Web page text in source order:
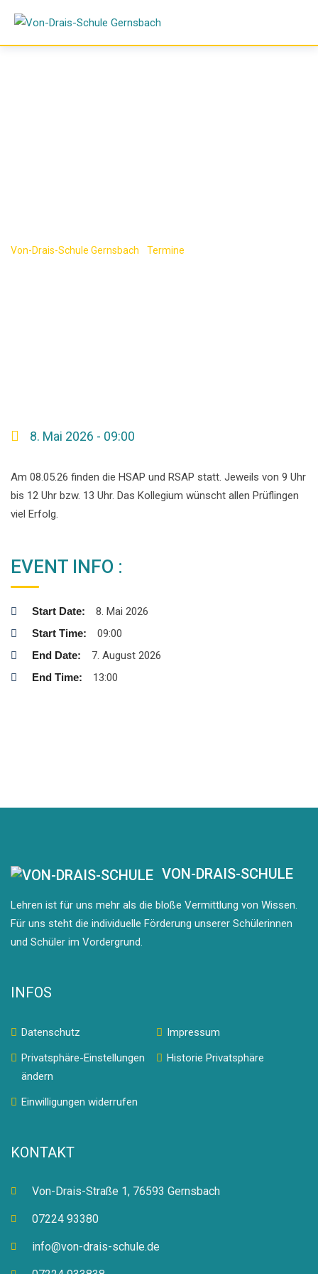
content
Von-Drais-Schule Gernsbach Termine
8. Mai 2026 - 09:00
Am 08.05.26 finden die HSAP und RSAP statt. Jeweils von 9 Uhr
bis 12 Uhr bzw. 13 Uhr. Das Kollegium wünscht allen Prüflingen
viel Erfolg.
EVENT INFO :
Start Date: 8. Mai 2026
Start Time: 09:00
End Date: 7. August 2026
End Time: 13:00
VON-DRAIS-SCHULE
Lehren ist für uns mehr als die bloße Vermittlung von Wissen.
Für uns steht die individuelle Förderung unserer Schülerinnen
und Schüler im Vordergrund.
INFOS
Datenschutz
Impressum
Privatsphäre-Einstellungen
ändern
Historie Privatsphäre
Einwilligungen widerrufen
KONTAKT
Von-Drais-Straße 1, 76593 Gernsbach
07224 93380
info@von-drais-schule.de